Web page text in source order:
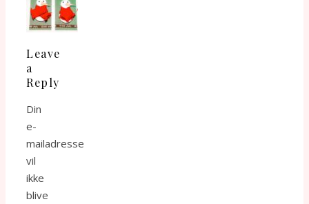
Leave
a
Reply
Din
e-
mailadresse
vil
ikke
blive